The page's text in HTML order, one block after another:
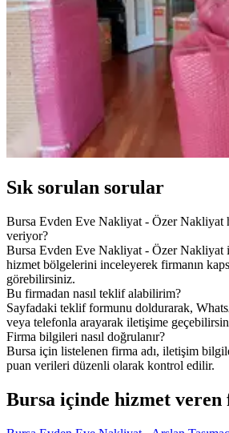
Sık sorulan sorular
Bursa Evden Eve Nakliyat - Özer Nakliyat
veriyor?
Bursa Evden Eve Nakliyat - Özer Nakliyat
hizmet bölgelerini inceleyerek firmanın
görebilirsiniz.
Bu firmadan nasıl teklif alabilirim?
Sayfadaki teklif formunu doldurarak,
veya telefonla arayarak iletişime
Firma bilgileri nasıl doğrulanır?
Bursa için listelenen firma adı, iletişim
puan verileri düzenli olarak kontrol edilir.
Bursa içinde hizmet